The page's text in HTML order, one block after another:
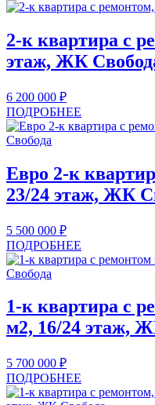
2-к квартира с
этаж, ЖК
6 200 000 ₽
ПОДРОБНЕЕ
Евро 2-к
23/24 этаж, ЖК
5 500 000 ₽
ПОДРОБНЕЕ
1-к квартира с
м2, 16/24 этаж,
5 700 000 ₽
ПОДРОБНЕЕ